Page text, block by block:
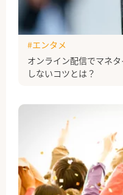
オンライン配信でマネ
しないコツとは？
#エンタメ